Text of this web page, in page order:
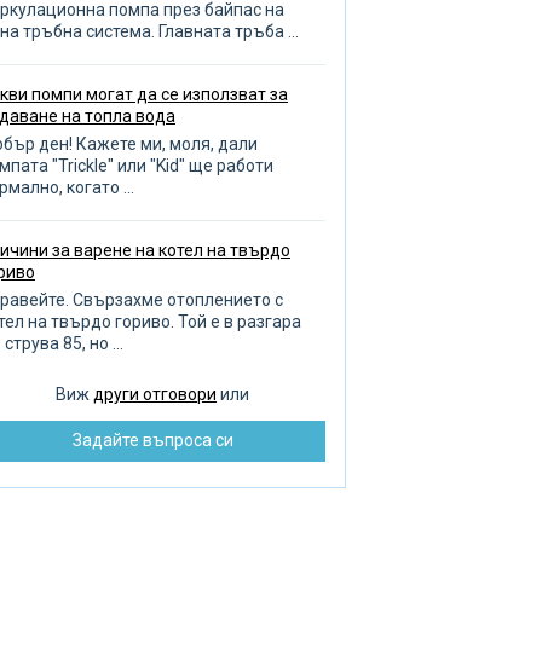
за помпа
кръгове
на отоплителен котел
на градината
кърпа
за избор на тръби
на тръби
с тръбопровода
на водата
на помпата
помпа през байпас на
тръбна система. Главната тръба ...
помпи могат да се използват за
на топла вода
ден! Кажете ми, моля, дали
"Trickle" или "Kid" ще работи
когато ...
за варене на котел на твърдо
Свързахме отоплението с
на твърдо гориво. Той е в разгара
струва 85, но ...
Виж други отговори или
Задайте въпроса си